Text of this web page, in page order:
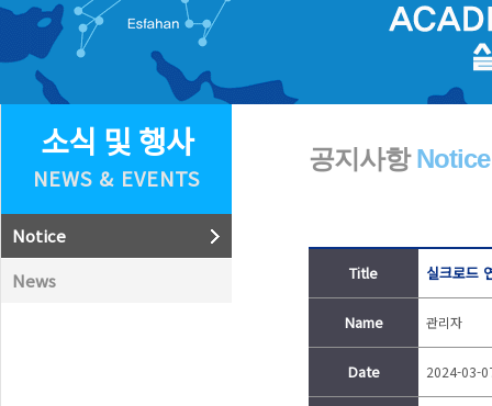
소식 및 행사
NEWS & EVENTS
Notice
News
공지사항Notice
Title 실크로드
Name 관리자
Date 2024-03-